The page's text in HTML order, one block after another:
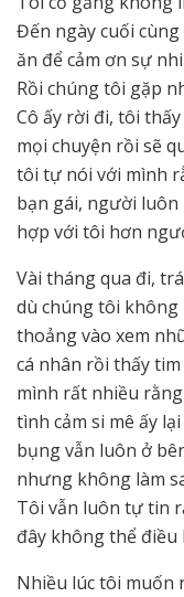
Đến ngày cuối
ăn để cảm ơn sự
Rồi chúng tôi gặp
Cô ấy rời đi, tôi
mọi chuyện rồi sẽ
tôi tự nói với mình
bạn gái, người
hợp với tôi hơn
Vài tháng qua đi,
dù chúng tôi không
thoảng vào xem
cá nhân rồi thấy
mình rất nhiều
tình cảm si mê ấy
bụng vẫn luôn ở
nhưng không làm
Tôi vẫn luôn tự tin
đây không thể điều
Nhiều lúc tôi muốn